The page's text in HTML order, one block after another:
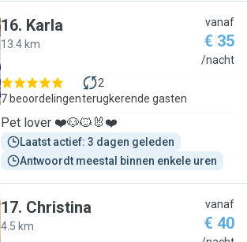
16. Karla
13.4 km
vanaf
€ 35
/nacht
7 beoordelingen
2
terugkerende gasten
Pet lover ❤️🐶🐱🐰❤️
Laatst actief: 3 dagen geleden
Antwoordt meestal binnen enkele uren
17. Christina
4.5 km
vanaf
€ 40